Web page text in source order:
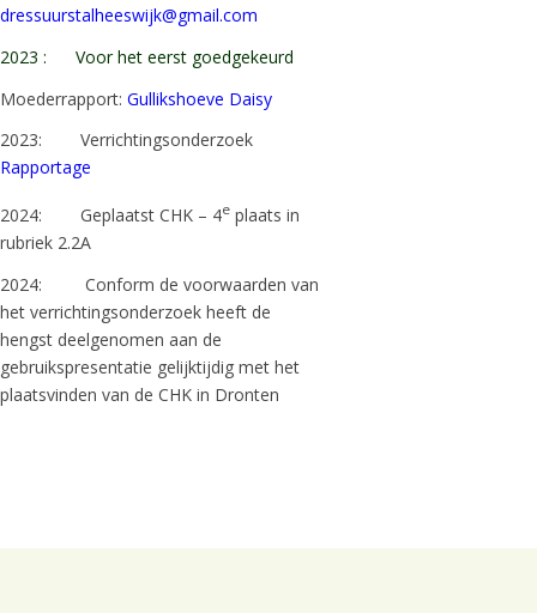
dressuurstalheeswijk@gmail.com
2023 : Voor het eerst goedgekeurd
Moederrapport: Gullikshoeve Daisy
2023: Verrichtingsonderzoek
Rapportage
2024: Geplaatst CHK – 4e plaats in
rubriek 2.2A
2024: Conform de voorwaarden van
het verrichtingsonderzoek heeft de
hengst deelgenomen aan de
gebruikspresentatie gelijktijdig met het
plaatsvinden van de CHK in Dronten